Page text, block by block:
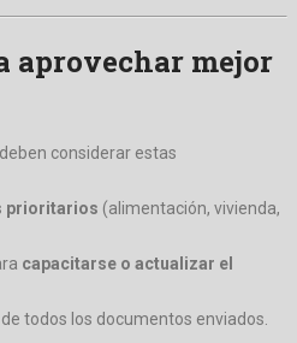
aprovechar mejor
considerar estas
prioritarios (alimentación, vivienda,
capacitarse o actualizar el
todos los documentos enviados.